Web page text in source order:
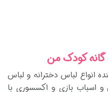
گانه کودک من
انواع لباس دخترانه و لباس
و اسباب بازی و اکسسوری با